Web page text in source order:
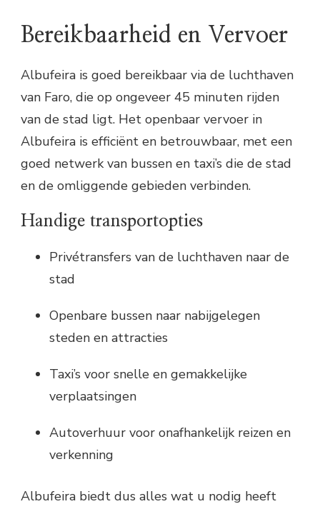
Bereikbaarheid en Vervoer
Albufeira is goed bereikbaar via de luchthaven
van Faro, die op ongeveer 45 minuten rijden
van de stad ligt. Het openbaar vervoer in
Albufeira is efficiënt en betrouwbaar, met een
goed netwerk van bussen en taxi’s die de stad
en de omliggende gebieden verbinden.
Handige transportopties
Privétransfers van de luchthaven naar de
stad
Openbare bussen naar nabijgelegen
steden en attracties
Taxi’s voor snelle en gemakkelijke
verplaatsingen
Autoverhuur voor onafhankelijk reizen en
verkenning
Albufeira biedt dus alles wat u nodig heeft